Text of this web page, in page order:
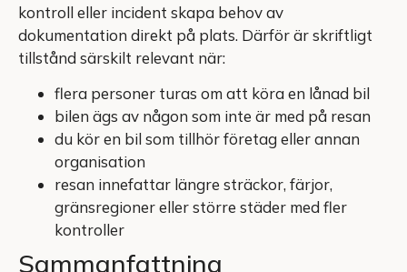
kontroll eller incident skapa behov av
dokumentation direkt på plats. Därför är skriftligt
tillstånd särskilt relevant när:
flera personer turas om att köra en lånad bil
bilen ägs av någon som inte är med på resan
du kör en bil som tillhör företag eller annan
organisation
resan innefattar längre sträckor, färjor,
gränsregioner eller större städer med fler
kontroller
Sammanfattning